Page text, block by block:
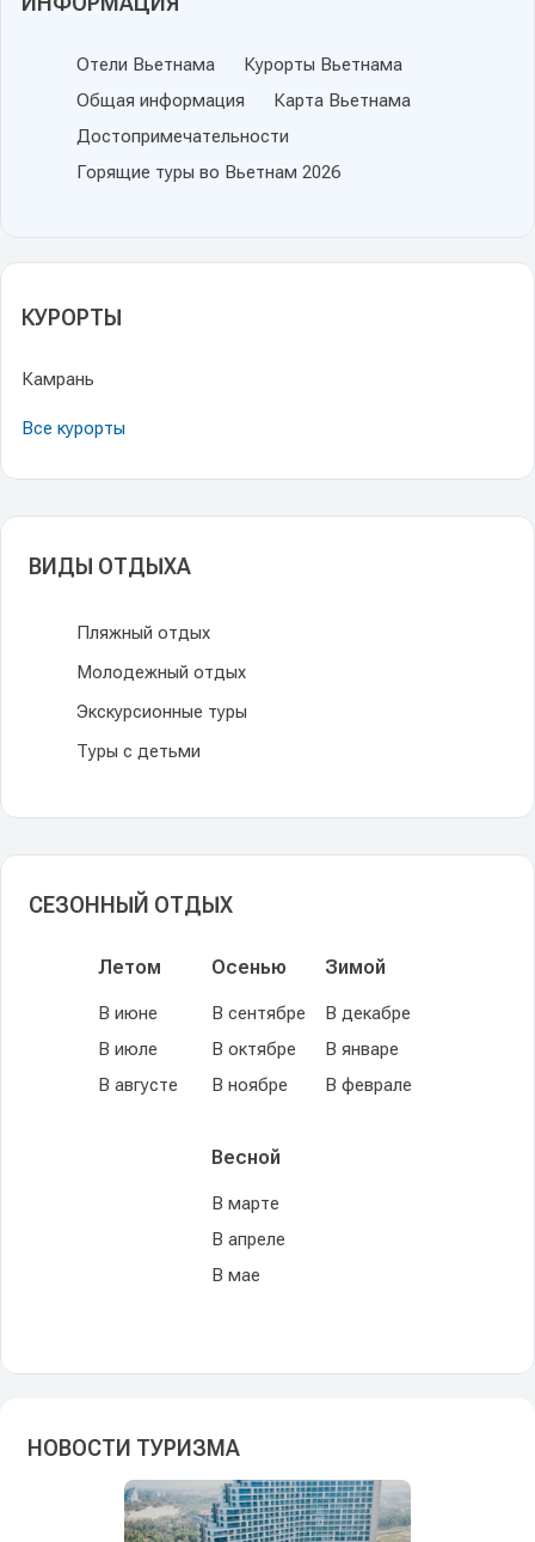
Отели Вьетнама
Курорты Вьетнама
Общая информация
Карта Вьетнама
Достопримечательности
Горящие туры во Вьетнам 2026
КУРОРТЫ
Камрань
Все курорты
ВИДЫ ОТДЫХА
Пляжный отдых
Молодежный отдых
Экскурсионные туры
Туры с детьми
СЕЗОННЫЙ ОТДЫХ
Летом
В июне
В июле
В августе
Осенью
В сентябре
В октябре
В ноябре
Зимой
В декабре
В январе
В феврале
Весной
В марте
В апреле
В мае
НОВОСТИ ТУРИЗМА